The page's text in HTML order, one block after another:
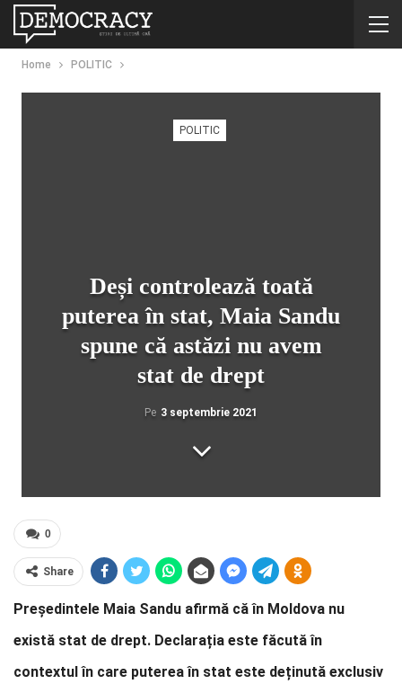
Home POLITIC
POLITIC
Deși controlează toată
puterea în stat, Maia Sandu
spune că astăzi nu avem
stat de drept
Pe 3 septembrie 2021
0
Share
Președintele Maia Sandu afirmă că în Moldova nu
există stat de drept. Declarația este făcută în
contextul în care puterea în stat este deținută exclusiv